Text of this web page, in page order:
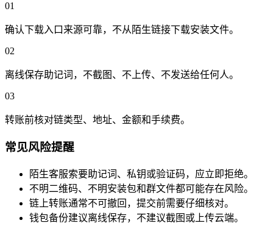
01
确认下载入口来源可靠，不从陌生链接下载安装文件。
02
离线保存助记词，不截图、不上传、不发送给任何人。
03
转账前核对链类型、地址、金额和手续费。
常见风险提醒
陌生客服索要助记词、私钥或验证码，应立即拒绝。
不明二维码、不明安装包和群文件都可能存在风险。
链上转账通常不可撤回，提交前需要仔细核对。
钱包备份建议离线保存，不建议截图或上传云端。